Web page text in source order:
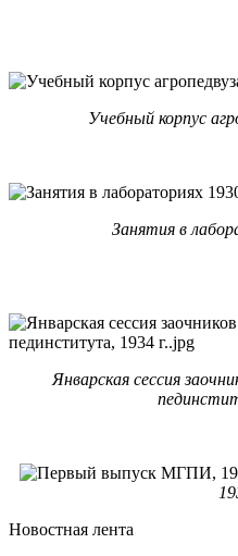
Учебный корпус
Занятия в лаб
Январская сессия
Новостная лента